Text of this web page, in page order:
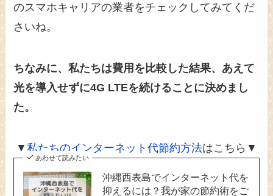
のスマホキャリアの業者をチェックしてみてくだ
さいね。
ちなみに、私たちは費用を比較した結果、あえて
光を導入せずに4G LTEを続けることに決めまし
た。
▼ 私たちのインターネット代節約方法はこちら▼
あわせて読みたい
沖縄西表島でインターネット代を
抑えるには？我が家の節約術をご